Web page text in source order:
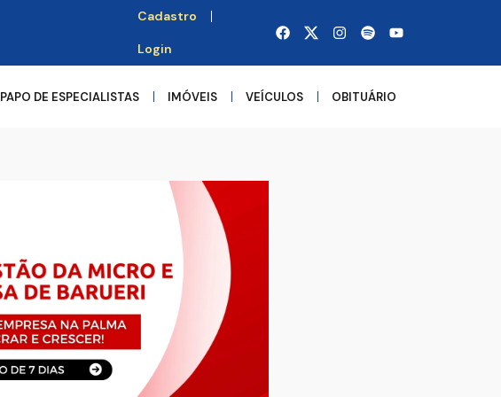
Cadastro
Login
PAPO DE ESPECIALISTAS IMÓVEIS VEÍCULOS OBITUÁRIO